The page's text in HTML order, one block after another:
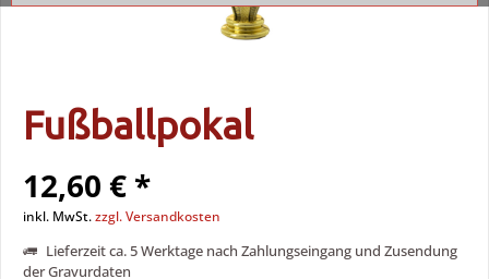
Fußballpokal
12,60 € *
inkl. MwSt.zzgl. Versandkosten
Lieferzeit ca. 5 Werktage nach Zahlungseingang und Zusendung
der Gravurdaten